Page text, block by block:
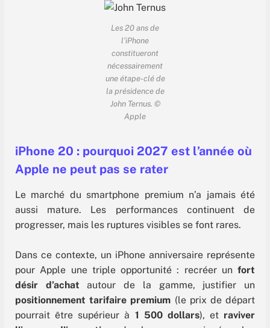
Les 20 ans de
l’iPhone
constitueront
nécessairement
une étape-clé de
la présidence de
John Ternus. ©
Apple
iPhone 20 : pourquoi 2027 est l’année où
Apple ne peut pas se rater
Le marché du smartphone premium n’a jamais été
aussi mature. Les performances continuent de
progresser, mais les ruptures visibles se font rares.
Dans ce contexte, un iPhone anniversaire représente
pour Apple une triple opportunité : recréer un fort
désir d’achat autour de la gamme, justifier un
positionnement tarifaire premium (le prix de départ
pourrait être supérieur à 1 500 dollars), et raviver